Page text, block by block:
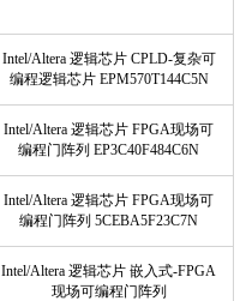
Intel/Altera 逻辑芯片 CPLD-复杂可
编程逻辑芯片 EPM570T144C5N
Intel/Altera 逻辑芯片 FPGA现场可
编程门阵列 EP3C40F484C6N
Intel/Altera 逻辑芯片 FPGA现场可
编程门阵列 5CEBA5F23C7N
Intel/Altera 逻辑芯片 嵌入式-FPGA
现场可编程门阵列